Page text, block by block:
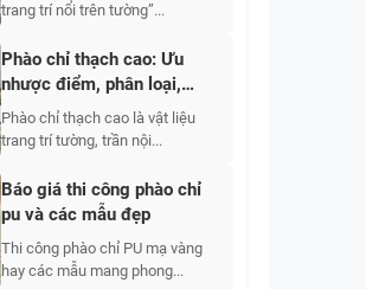
trang trí nổi trên tường”...
Phào chỉ thạch cao: Ưu
nhược điểm, phân loại,
mẫu đẹp, báo giá
Phào chỉ thạch cao là vật liệu
trang trí tường, trần nội...
Báo giá thi công phào chỉ
pu và các mẫu đẹp
Thi công phào chỉ PU mạ vàng
hay các mẫu mang phong...